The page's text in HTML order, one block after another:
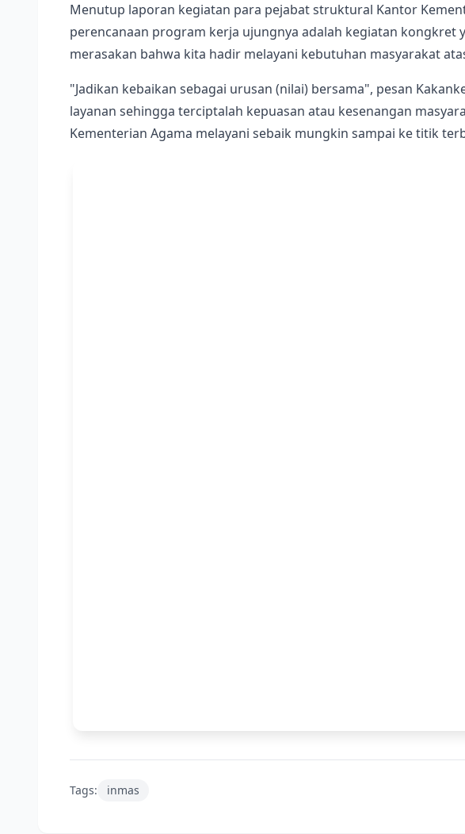
Menutup laporan kegiatan para pejabat struktural Kantor
perencanaan program kerja ujungnya adalah kegiatan kongkret
merasakan bahwa kita hadir melayani kebutuhan masyarakat
"Jadikan kebaikan sebagai urusan (nilai) bersama", pesan
layanan sehingga terciptalah kepuasan atau kesenangan
Kementerian Agama melayani sebaik mungkin sampai ke titik
Tags: inmas